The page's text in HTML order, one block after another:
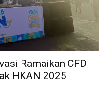
Ramaikan CFD
HKAN 2025